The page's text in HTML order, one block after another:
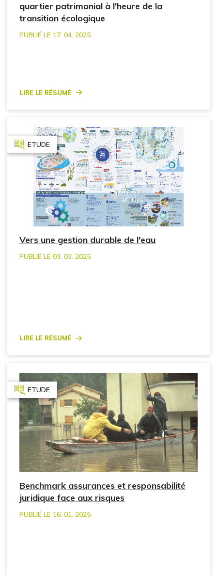
quartier patrimonial à l'heure de la
transition écologique
PUBLIÉ LE 17. 04. 2025
Lire le résumé
ETUDE
Vers une gestion durable de l'eau
PUBLIÉ LE 03. 03. 2025
Lire le résumé
ETUDE
Benchmark assurances et responsabilité
juridique face aux risques
PUBLIÉ LE 16. 01. 2025